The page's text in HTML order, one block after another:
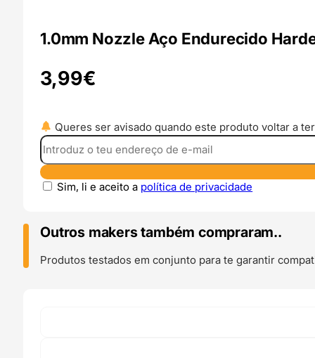
1.0mm Nozzle Aço Endurecido
3,99€
Queres ser avisado quando este produto voltar a
Sim, li e aceito a política de privacidade
Outros makers também compraram..
Produtos testados em conjunto para te garantir